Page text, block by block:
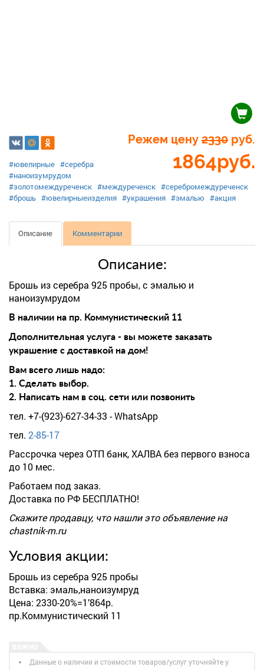
Режем цену 2330 руб.
1864руб.
#ювелирные #серебра
#наноизумрудом
#золотомеждуреченск #междуреченск #серебромеждуреченск
#брошь #ювелирныеизделия #украшения #эмалью #акция
Описание Комментарии
Описание:
Брошь из серебра 925 пробы, с эмалью и
наноизумрудом
В наличии на пр. Коммунистический 11
Дополнительная услуга - вы можете заказать
украшение с доставкой на дом!
Вам всего лишь надо:
1. Сделать выбор.
2. Написать нам в соц. сети или позвонить
тел. +7-(923)-627-34-33 - WhatsApp
тел. 2-85-17
Рассрочка через ОТП банк, ХАЛВА без первого взноса
до 10 мес.
Работаем под заказ.
Доставка по РФ БЕСПЛАТНО!
Скажите продавцу, что нашли это объявление на
chastnik-m.ru
Условия акции:
Брошь из серебра 925 пробы
Вставка: эмаль,наноизумруд
Цена: 2330-20%=1’864р.
пр.Коммунистический 11
Данные о наличии и стоимости товаров/услуг уточняйте у